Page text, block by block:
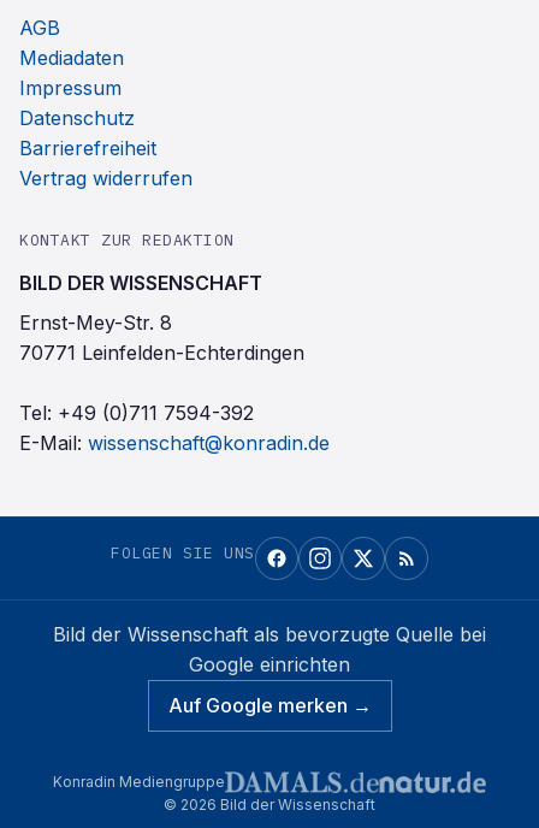
AGB
Mediadaten
Impressum
Datenschutz
Barrierefreiheit
Vertrag widerrufen
KONTAKT ZUR REDAKTION
BILD DER WISSENSCHAFT
Ernst-Mey-Str. 8
70771 Leinfelden-Echterdingen
Tel: +49 (0)711 7594-392
E-Mail: wissenschaft@konradin.de
FOLGEN SIE UNS
Bild der Wissenschaft als bevorzugte Quelle bei
Google einrichten
Auf Google merken →
Konradin Mediengruppe
© 2026 Bild der Wissenschaft